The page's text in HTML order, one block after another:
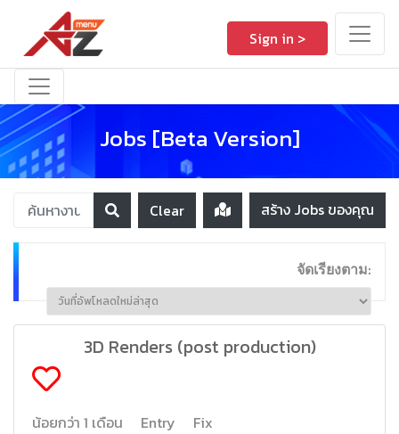
Sign in >
Jobs [Beta Version]
Clear สร้าง Jobs ของคุณ
จัดเรียงตาม:
3D Renders (post production)
น้อยกว่า 1 เดือน Entry
Fix